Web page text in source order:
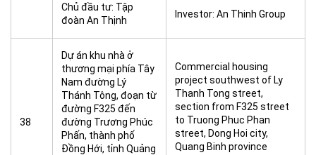
Chủ đầu tư: Tập
đoàn An Thịnh
Investor: An Thinh Group
38
Dự án khu nhà ở
thương mại phía Tây
Nam đường Lý
Thánh Tông, đoạn từ
đường F325 đến
đường Trương Phúc
Phấn, thành phố
Đồng Hới, tỉnh Quảng
Commercial housing
project southwest of Ly
Thanh Tong street,
section from F325 street
to Truong Phuc Phan
street, Dong Hoi city,
Quang Binh province